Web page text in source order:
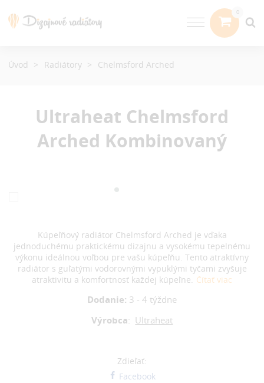
Ultraheat Chelmsford
Arched Kombinovaný
Kúpeľňový radiátor Chelmsford Arched je vďaka
jednoduchému praktickému dizajnu a vysokému tepelnému
výkonu ideálnou voľbou pre vašu kúpeľňu. Tento atraktívny
radiátor s guľatými vodorovnými vypuklými tyčami zvyšuje
atraktivitu a komfortnosť každej kúpeľne. Čítať viac
Dodanie: 3 - 4 týždne
Výrobca: Ultraheat
Zdieľať:
Facebook
Úvod Radiátory Chelmsford Arched